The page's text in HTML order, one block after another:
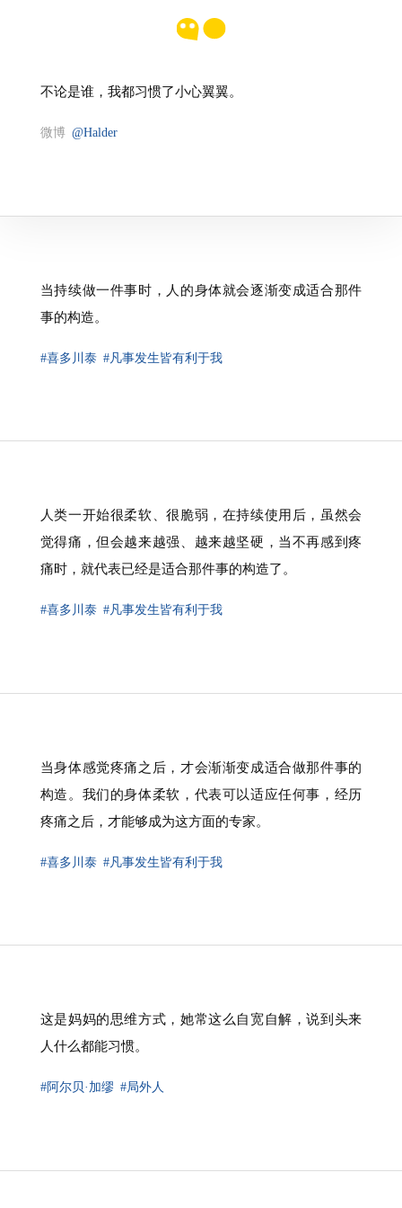
不论是谁，我都习惯了小心翼翼。
微博 @Halder
当持续做一件事时，人的身体就会逐渐变成适合那件
事的构造。
#喜多川泰 #凡事发生皆有利于我
人类一开始很柔软、很脆弱，在持续使用后，虽然会
觉得痛，但会越来越强、越来越坚硬，当不再感到疼
痛时，就代表已经是适合那件事的构造了。
#喜多川泰 #凡事发生皆有利于我
当身体感觉疼痛之后，才会渐渐变成适合做那件事的
构造。我们的身体柔软，代表可以适应任何事，经历
疼痛之后，才能够成为这方面的专家。
#喜多川泰 #凡事发生皆有利于我
这是妈妈的思维方式，她常这么自宽自解，说到头来
人什么都能习惯。
#阿尔贝·加缪 #局外人